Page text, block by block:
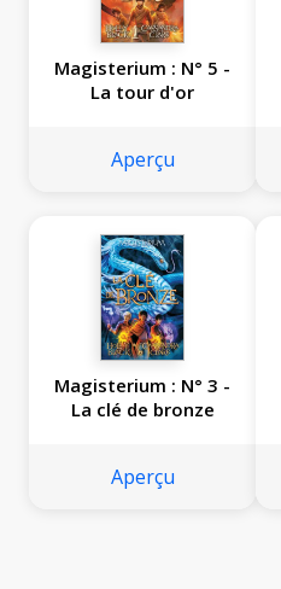
Magisterium : N° 5 -
La tour d'or
Aperçu
Magisterium : N° 3 -
La clé de bronze
Aperçu